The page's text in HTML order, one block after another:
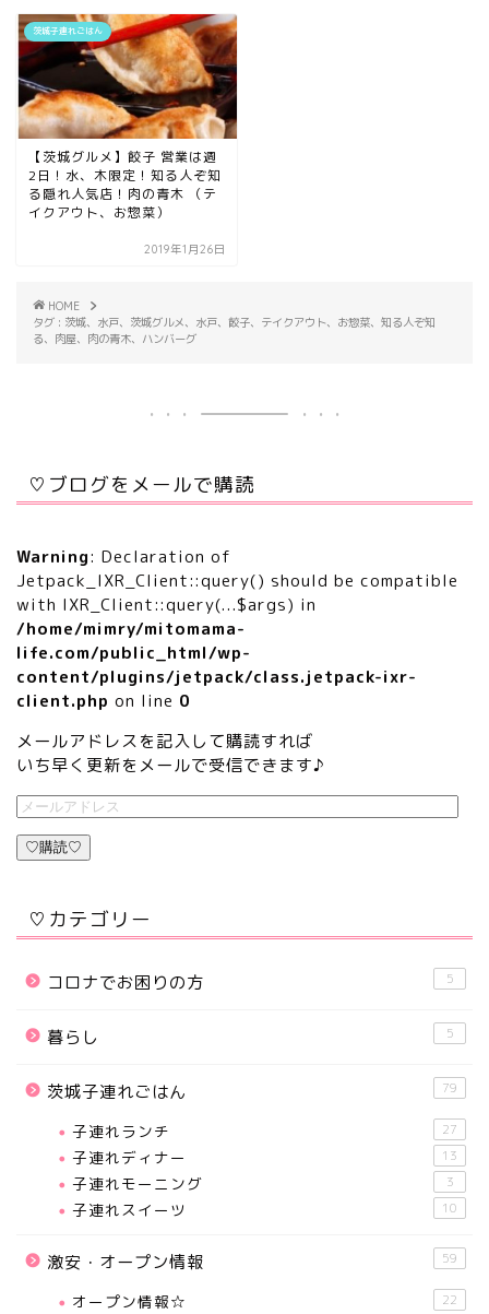
茨城子連れごはん
【茨城グルメ】餃子 営業は週
2日！水、木限定！知る人ぞ知
る隠れ人気店！肉の青木 （テ
イクアウト、お惣菜）
2019年1月26日
HOME
タグ : 茨城、水戸、茨城グルメ、水戸、餃子、テイクアウト、お惣菜、知る人ぞ知
る、肉屋、肉の青木、ハンバーグ
♡ブログをメールで購読
Warning: Declaration of
Jetpack_IXR_Client::query() should be compatible
with IXR_Client::query(...$args) in
/home/mimry/mitomama-
life.com/public_html/wp-
content/plugins/jetpack/class.jetpack-ixr-
client.php on line 0
メールアドレスを記入して購読すれば
いち早く更新をメールで受信できます♪
♡購読♡
♡カテゴリー
コロナでお困りの方 5
暮らし 5
茨城子連れごはん 79
子連れランチ 27
子連れディナー 13
子連れモーニング 3
子連れスイーツ 10
激安・オープン情報 59
オープン情報☆ 22